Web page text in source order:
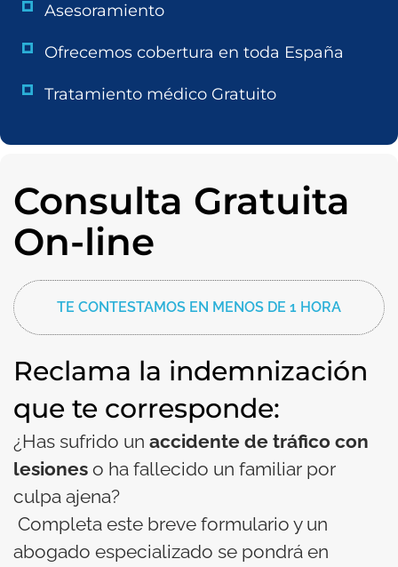
Asesoramiento
Ofrecemos cobertura en toda España
Tratamiento médico Gratuito
Consulta Gratuita
On-line
TE CONTESTAMOS EN MENOS DE 1 HORA
Reclama la indemnización
que te corresponde:
¿Has sufrido un accidente de tráfico con
lesiones o ha fallecido un familiar por
culpa ajena?
Completa este breve formulario y un
abogado especializado se pondrá en